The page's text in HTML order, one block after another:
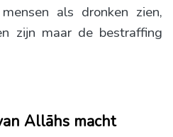
als dronken zien,
zijn maar de bestraffing
Allāhs macht